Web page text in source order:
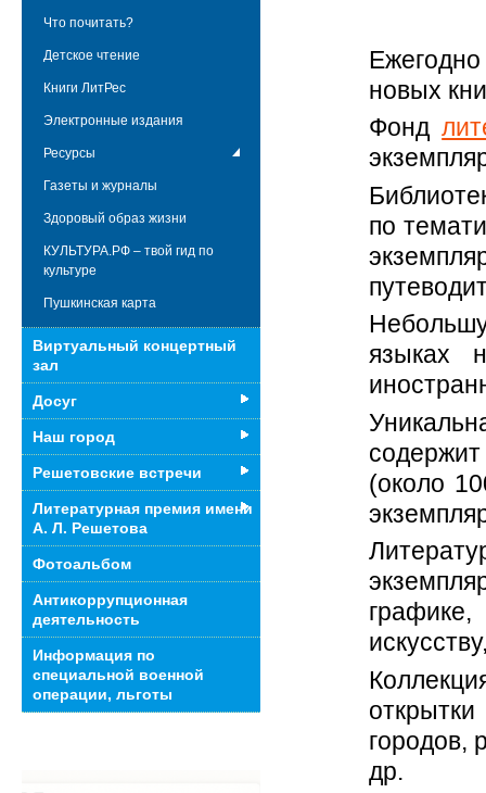
новых
Фонд
по
языках
(около
городов,
др.
Что почитать?
Детское чтение
Книги ЛитРес
Электронные издания
Ресурсы
Газеты и журналы
Здоровый образ жизни
КУЛЬТУРА.РФ – твой гид по
культуре
Пушкинская карта
Виртуальный концертный
зал
Досуг
Наш город
Решетовские встречи
Литературная премия имени
А. Л. Решетова
Фотоальбом
Антикоррупционная
деятельность
Информация по
специальной военной
операции, льготы